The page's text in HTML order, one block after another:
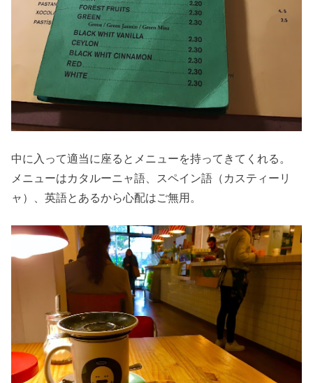
中に入って適当に座るとメニューを持ってきてくれる。
メニューはカタルーニャ語、スペイン語（カスティーリ
ャ）、英語とあるから心配はご無用。